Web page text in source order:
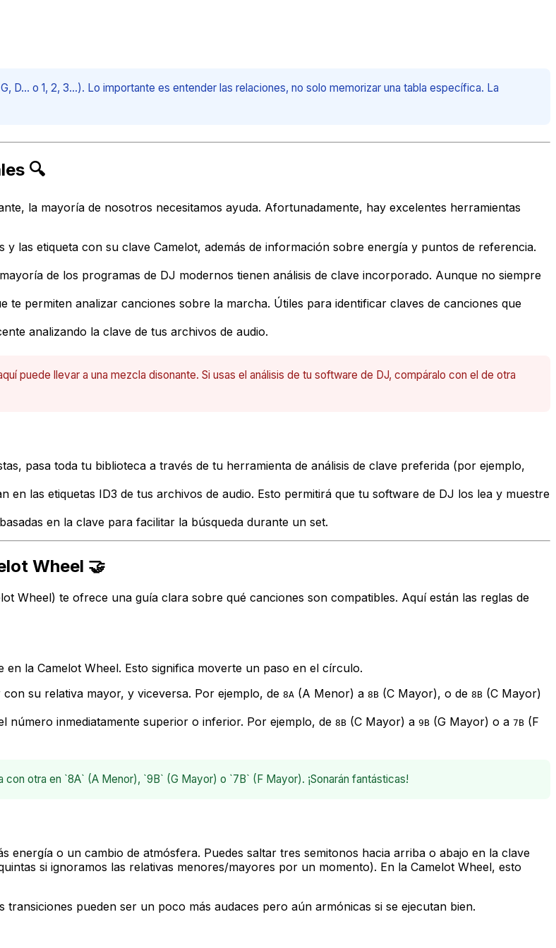
D... o 1, 2, 3...). Lo importante es entender las relaciones, no solo memorizar una tabla específica. La
🔍
la mayoría de nosotros necesitamos ayuda. Afortunadamente, hay excelentes herramientas
y las etiqueta con su clave Camelot, además de información sobre energía y puntos de referencia.
de los programas de DJ modernos tienen análisis de clave incorporado. Aunque no siempre
te permiten analizar canciones sobre la marcha. Útiles para identificar claves de canciones que
analizando la clave de tus archivos de audio.
puede llevar a una mezcla disonante. Si usas el análisis de tu software de DJ, compáralo con el de otra
pasa toda tu biblioteca a través de tu herramienta de análisis de clave preferida (por ejemplo,
en las etiquetas ID3 de tus archivos de audio. Esto permitirá que tu software de DJ los lea y muestre
en la clave para facilitar la búsqueda durante un set.
Wheel 🤝
Wheel) te ofrece una guía clara sobre qué canciones son compatibles. Aquí están las reglas de
la Camelot Wheel. Esto significa moverte un paso en el círculo.
su relativa mayor, y viceversa. Por ejemplo, de 8A (A Menor) a 8B (C Mayor), o de 8B (C Mayor)
número inmediatamente superior o inferior. Por ejemplo, de 8B (C Mayor) a 9B (G Mayor) o a 7B (F
otra en `8A` (A Menor), `9B` (G Mayor) o `7B` (F Mayor). ¡Sonarán fantásticas!
energía o un cambio de atmósfera. Puedes saltar tres semitonos hacia arriba o abajo en la clave
si ignoramos las relativas menores/mayores por un momento). En la Camelot Wheel, esto
transiciones pueden ser un poco más audaces pero aún armónicas si se ejecutan bien.